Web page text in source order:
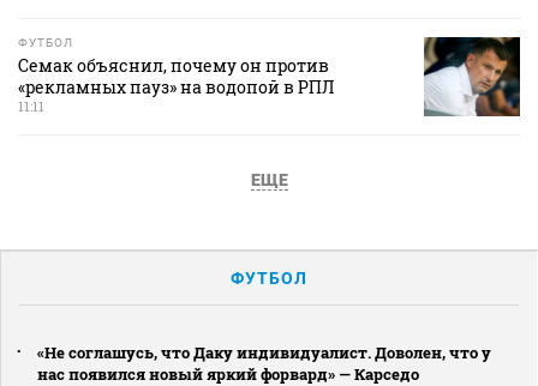
ФУТБОЛ
Семак объяснил, почему он против
«рекламных пауз» на водопой в РПЛ
11:11
ЕЩЕ
ФУТБОЛ
«Не соглашусь, что Даку индивидуалист. Доволен, что у
нас появился новый яркий форвард» — Карседо